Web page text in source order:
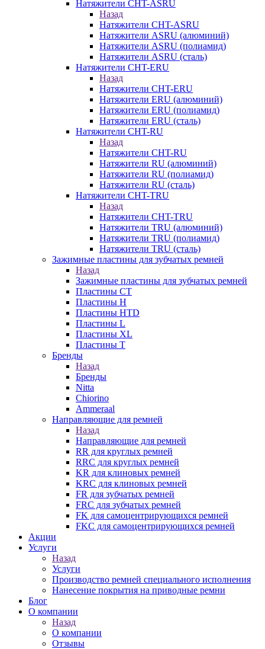
Натяжители CHT-ASRU
Назад
Натяжители CHT-ASRU
Натяжители ASRU (алюминий)
Натяжители ASRU (полиамид)
Натяжители ASRU (сталь)
Натяжители CHT-ERU
Назад
Натяжители CHT-ERU
Натяжители ERU (алюминий)
Натяжители ERU (полиамид)
Натяжители ERU (сталь)
Натяжители CHT-RU
Назад
Натяжители CHT-RU
Натяжители RU (алюминий)
Натяжители RU (полиамид)
Натяжители RU (сталь)
Натяжители CHT-TRU
Назад
Натяжители CHT-TRU
Натяжители TRU (алюминий)
Натяжители TRU (полиамид)
Натяжители TRU (сталь)
Зажимные пластины для зубчатых ремней
Назад
Зажимные пластины для зубчатых ремней
Пластины CT
Пластины H
Пластины HTD
Пластины L
Пластины XL
Пластины T
Бренды
Назад
Бренды
Nitta
Chiorino
Ammeraal
Направляющие для ремней
Назад
Направляющие для ремней
RR для круглых ремней
RRC для круглых ремней
KR для клиновых ремней
KRC для клиновых ремней
FR для зубчатых ремней
FRC для зубчатых ремней
FK для самоцентрирующихся ремней
FKC для самоцентрирующихся ремней
Акции
Услуги
Назад
Услуги
Производство ремней специального исполнения
Нанесение покрытия на приводные ремни
Блог
О компании
Назад
О компании
Отзывы